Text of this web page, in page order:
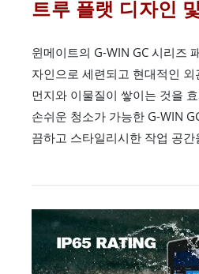
트루 플랫 디자인
윈메이트의 G-WIN GC 시리즈
자인으로 세련되고 현대적인
먼지와 이물질이 쌓이는 것을
손쉬운 청소가 가능한 G-WIN
끔하고 스타일리시한 작업 공